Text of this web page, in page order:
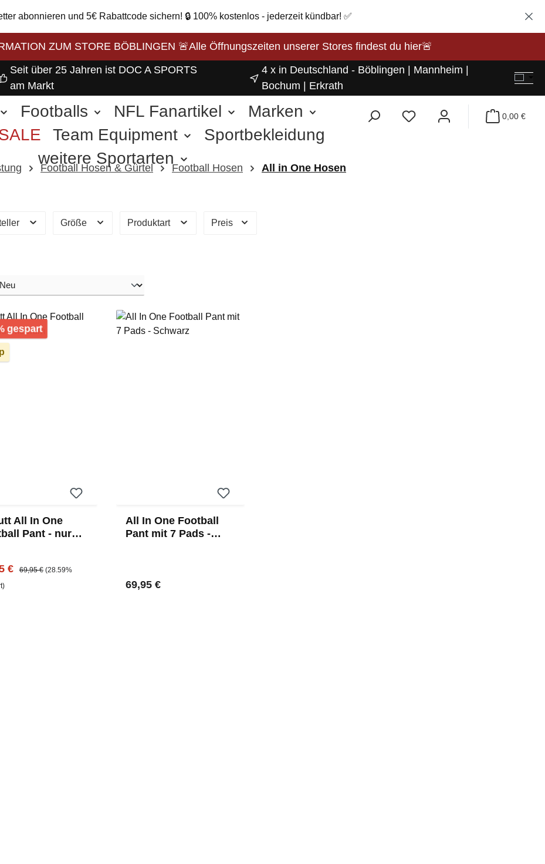
abonnieren und 5€ Rabattcode sichern! 🔒 100% kostenlos - jederzeit kündbar! ✅
ZUM STORE BÖBLINGEN 🚨Alle Öffnungszeiten unserer Stores findest du hier🚨
Seit über 25 Jahren ist DOC A SPORTS
am Markt
4 x in Deutschland - Böblingen | Mannheim |
Bochum | Erkrath
Footballs NFL Fanartikel
Marken
Team Equipment
Sportbekleidung
weitere Sportarten
0,00 €
Football Hosen & Gürtel Football Hosen All in One Hosen
Größe Produktart Preis
gespart
All In One
Pant - nur
€ Regulärer Preis:
69,95 € (28.59%
All In One Football
Pant mit 7 Pads -
Regulärer Preis:
69,95 €